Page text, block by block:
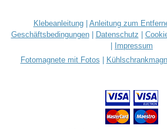
Klebeanleitung| Anleitung zum
Geschäftsbedingungen| Datenschutz
Impressum
Fotomagnete mit Fotos